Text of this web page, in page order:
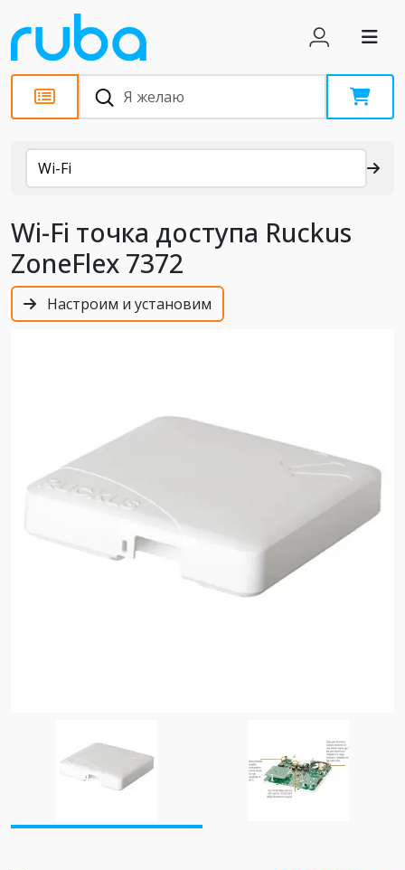
Каталог
Wi-Fi
Wi-Fi точка доступа Ruckus
ZoneFlex 7372
Настроим и установим